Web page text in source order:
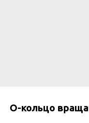
O-кольцо